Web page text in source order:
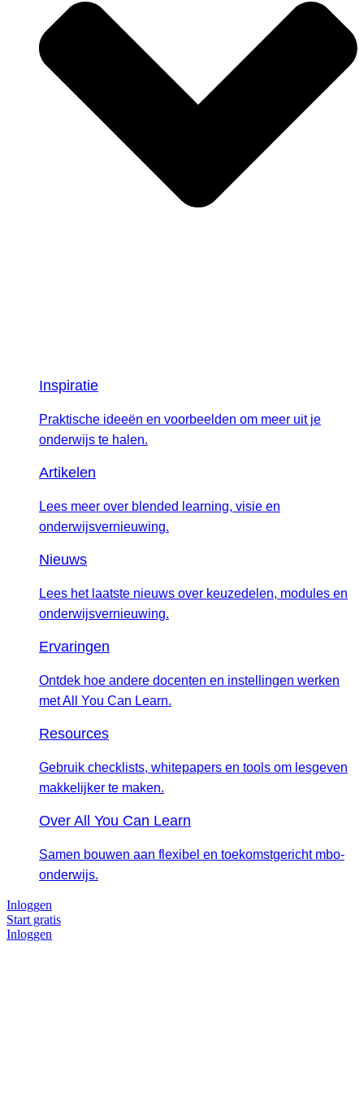
Inspiratie
Praktische ideeën en voorbeelden om meer uit je
onderwijs te halen.
Artikelen
Lees meer over blended learning, visie en
onderwijsvernieuwing.
Nieuws
Lees het laatste nieuws over keuzedelen, modules en
onderwijsvernieuwing.
Ervaringen
Ontdek hoe andere docenten en instellingen werken
met All You Can Learn.
Resources
Gebruik checklists, whitepapers en tools om lesgeven
makkelijker te maken.
Over All You Can Learn
Samen bouwen aan flexibel en toekomstgericht mbo-
onderwijs.
Inloggen
Start gratis
Inloggen